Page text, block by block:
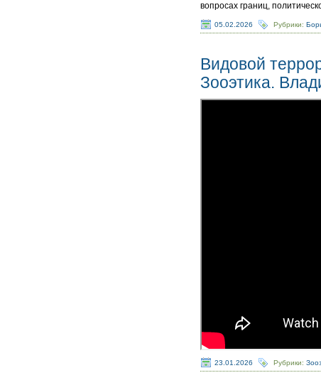
вопросах границ,
05.02.2026 Рубрики:
Видовой
Зооэтика.
23.01.2026 Рубрики: